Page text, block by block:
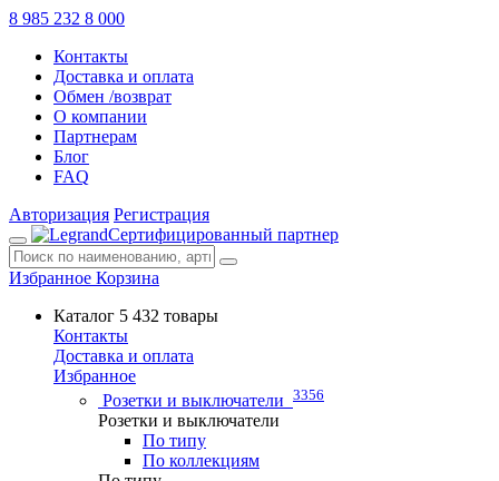
8 985 232 8 000
Контакты
Доставка и оплата
Обмен /возврат
О компании
Партнерам
Блог
FAQ
Авторизация Регистрация
Сертифицированный партнер
Избранное Корзина
Каталог 5 432 товары
Контакты
Доставка и оплата
Избранное
Розетки и выключатели 3356
Розетки и выключатели
По типу
По коллекциям